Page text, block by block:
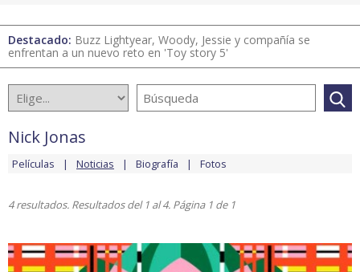
Destacado: Buzz Lightyear, Woody, Jessie y compañía se
enfrentan a un nuevo reto en 'Toy story 5'
Nick Jonas
Películas Noticias Biografía Fotos
4 resultados. Resultados del 1 al 4. Página 1 de 1